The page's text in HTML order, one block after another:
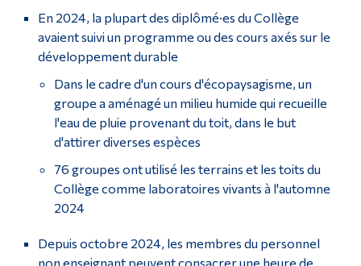
En 2024, la plupart des diplômé·es du Collège
avaient suivi un programme ou des cours axés sur le
développement durable
Dans le cadre d'un cours d'écopaysagisme, un
groupe a aménagé un milieu humide qui recueille
l'eau de pluie provenant du toit, dans le but
d'attirer diverses espèces
76 groupes ont utilisé les terrains et les toits du
Collège comme laboratoires vivants à l'automne
2024
Depuis octobre 2024, les membres du personnel
non enseignant peuvent consacrer une heure de